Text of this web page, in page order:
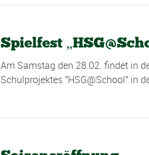
Spielfest
Am Samstag den 28.02. findet in
Schulprojektes "HSG@School" in